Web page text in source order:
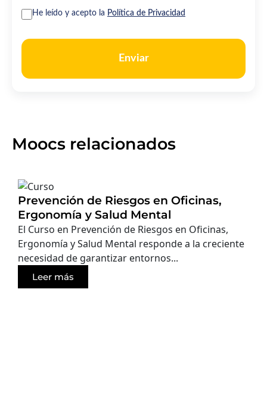
He leído y acepto la Política de Privacidad
Enviar
Moocs relacionados
Prevención de Riesgos en Oficinas,
Ergonomía y Salud Mental
El Curso en Prevención de Riesgos en Oficinas,
Ergonomía y Salud Mental responde a la creciente
necesidad de garantizar entornos...
Leer más